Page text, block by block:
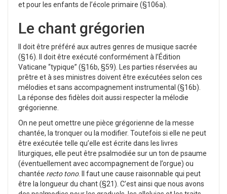
et pour les enfants de l’école primaire (§106a).
Le chant grégorien
Il doit être préféré aux autres genres de musique sacrée
(§16). Il doit être exécuté conformément à l’Édition
Vaticane “typique” (§16b, §59). Les parties réservées au
prêtre et à ses ministres doivent être exécutées selon ces
mélodies et sans accompagnement instrumental (§16b).
La réponse des fidèles doit aussi respecter la mélodie
grégorienne.
On ne peut omettre une pièce grégorienne de la messe
chantée, la tronquer ou la modifier. Toutefois si elle ne peut
être exécutée telle qu’elle est écrite dans les livres
liturgiques, elle peut être psalmodiée sur un ton de psaume
(éventuellement avec accompagnement de l’orgue) ou
chantée recto tono. Il faut une cause raisonnable qui peut
être la longueur du chant (§21). C’est ainsi que nous avons